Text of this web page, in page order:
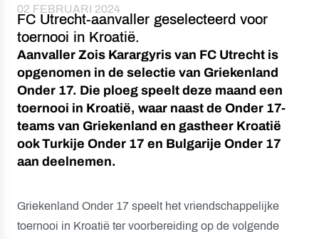
02 FEBRUARI 2024
FC Utrecht-aanvaller geselecteerd voor
toernooi in Kroatië.
Aanvaller Zois Karargyris van FC Utrecht is
opgenomen in de selectie van Griekenland
Onder 17. Die ploeg speelt deze maand een
toernooi in Kroatië, waar naast de Onder 17-
teams van Griekenland en gastheer Kroatië
ook Turkije Onder 17 en Bulgarije Onder 17
aan deelnemen.
Griekenland Onder 17 speelt het vriendschappelijke
toernooi in Kroatië ter voorbereiding op de volgende